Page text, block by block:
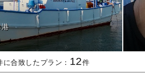
港
に合致したプラン： 12件